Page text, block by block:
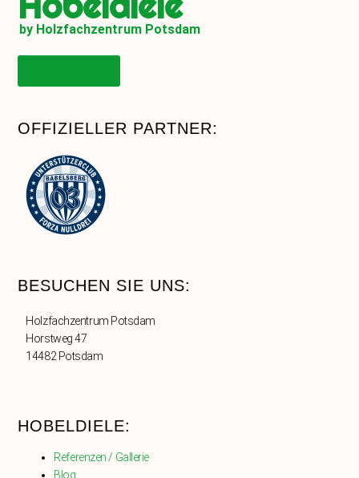
by Holzfachzentrum Potsdam
OFFIZIELLER PARTNER:
BESUCHEN SIE UNS:
Holzfachzentrum Potsdam
Horstweg 47
14482 Potsdam
HOBELDIELE:
Referenzen / Gallerie
Blog